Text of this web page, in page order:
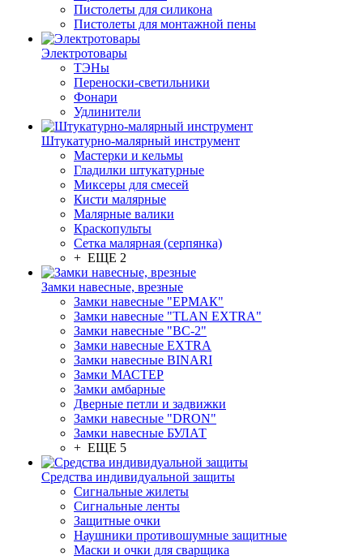
Пистолеты для силикона
Пистолеты для монтажной пены
Электротовары
ТЭНы
Переноски-светильники
Фонари
Удлинители
Штукатурно-малярный инструмент
Мастерки и кельмы
Гладилки штукатурные
Миксеры для смесей
Кисти малярные
Малярные валики
Краскопульты
Сетка малярная (серпянка)
+ ЕЩЕ 2
Замки навесные, врезные
Замки навесные "ЕРМАК"
Замки навесные "TLAN EXTRA"
Замки навесные "ВС-2"
Замки навесные EXTRA
Замки навесные BINARI
Замки МАСТЕР
Замки амбарные
Дверные петли и задвижки
Замки навесные "DRON"
Замки навесные БУЛАТ
+ ЕЩЕ 5
Средства индивидуальной защиты
Сигнальные жилеты
Сигнальные ленты
Защитные очки
Наушники противошумные защитные
Маски и очки для сварщика